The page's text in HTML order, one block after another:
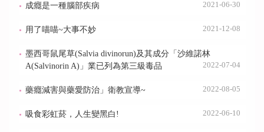
成癮是一種腦部疾病 2021-06-30
用了喵喵~大事不妙 2021-12-08
墨西哥鼠尾草(Salvia divinorun)及其成分「沙維諾林
A(Salvinorin A)」業已列為第三級毒品
2022-07-04
藥癮減害與藥愛防治」衛教宣導~ 2022-08-05
吸食彩虹菸，人生變黑白! 2022-06-10